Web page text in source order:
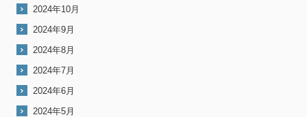
2024年10月
2024年9月
2024年8月
2024年7月
2024年6月
2024年5月